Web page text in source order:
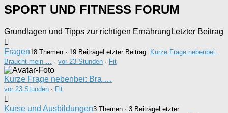
SPORT UND FITNESS FORUM
Grundlagen und Tipps zur richtigen Ernährung Letzter Beitrag
Fragen18 Themen · 19 BeiträgeLetzter Beitrag: Kurze Frage nebenbei:
Braucht mein …
· vor 23 Stunden · Fit
Kurze Frage nebenbei: Bra …
vor 23 Stunden · Fit
Kurse und Ausbildungen3 Themen · 3 BeiträgeLetzter